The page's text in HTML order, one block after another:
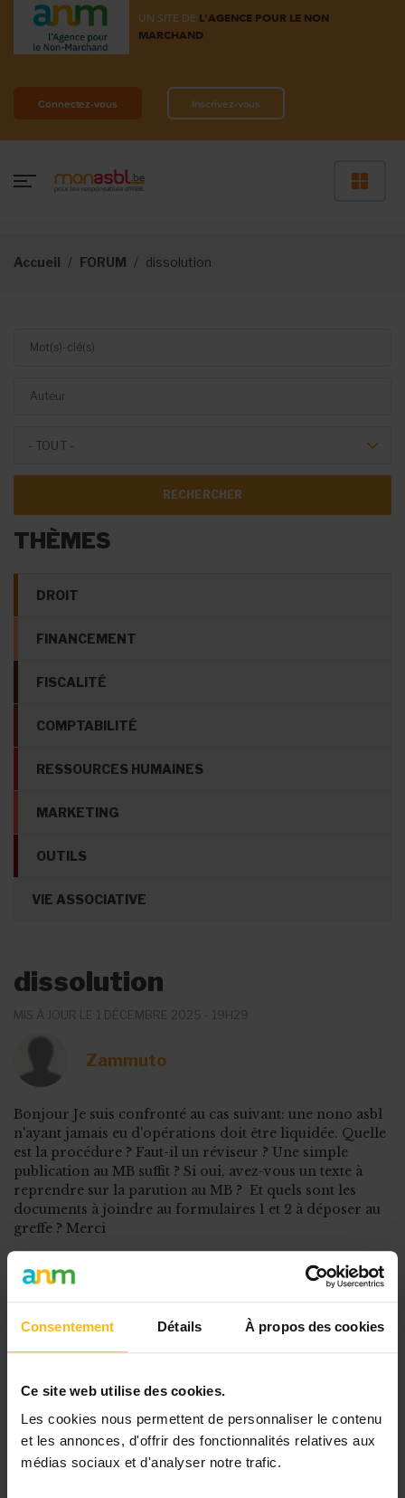
Consentement Détails À propos des cookies
Ce site web utilise des cookies.
Les cookies nous permettent de personnaliser le contenu
et les annonces, d'offrir des fonctionnalités relatives aux
médias sociaux et d'analyser notre trafic.
UN SITE DE L'AGENCE POUR LE NON
MARCHAND
Connectez-vous Inscrivez-vous
Accueil FORUM dissolution
- TOUT -
THÈMES
DROIT
FINANCEMENT
FISCALITÉ
COMPTABILITÉ
RESSOURCES HUMAINES
MARKETING
OUTILS
VIE ASSOCIATIVE
dissolution
MIS À JOUR LE 1 DÉCEMBRE 2025 - 19H29
Zammuto
Bonjour Je suis confronté au cas suivant: une nono asbl
n'ayant jamais eu d'opérations doit être liquidée. Quelle
est la procédure ? Faut-il un réviseur ? Une simple
publication au MB suffit ? Si oui, avez-vous un texte à
reprendre sur la parution au MB ? Et quels sont les
documents à joindre au formulaires 1 et 2 à déposer au
greffe ? Merci
POUR LIRE LA SUITE,
ABONNEZ-VOUS À MONASBL.BE OU CONNECTEZ-
VOUS À VOTRE COMPTE.
POSTER VOTRE
QUESTION